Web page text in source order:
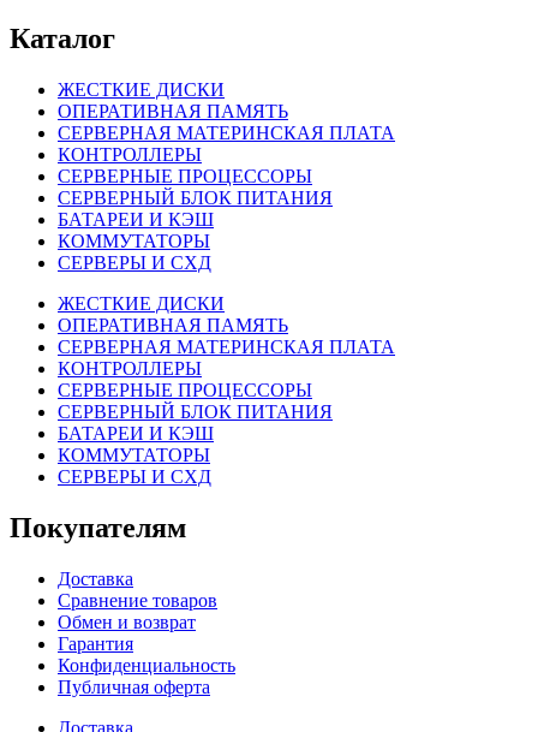
Каталог
ЖЕСТКИЕ ДИСКИ
ОПЕРАТИВНАЯ ПАМЯТЬ
СЕРВЕРНАЯ МАТЕРИНСКАЯ ПЛАТА
КОНТРОЛЛЕРЫ
СЕРВЕРНЫЕ ПРОЦЕССОРЫ
СЕРВЕРНЫЙ БЛОК ПИТАНИЯ
БАТАРЕИ И КЭШ
КОММУТАТОРЫ
СЕРВЕРЫ И СХД
ЖЕСТКИЕ ДИСКИ
ОПЕРАТИВНАЯ ПАМЯТЬ
СЕРВЕРНАЯ МАТЕРИНСКАЯ ПЛАТА
КОНТРОЛЛЕРЫ
СЕРВЕРНЫЕ ПРОЦЕССОРЫ
СЕРВЕРНЫЙ БЛОК ПИТАНИЯ
БАТАРЕИ И КЭШ
КОММУТАТОРЫ
СЕРВЕРЫ И СХД
Покупателям
Доставка
Сравнение товаров
Обмен и возврат
Гарантия
Конфиденциальность
Публичная оферта
Доставка